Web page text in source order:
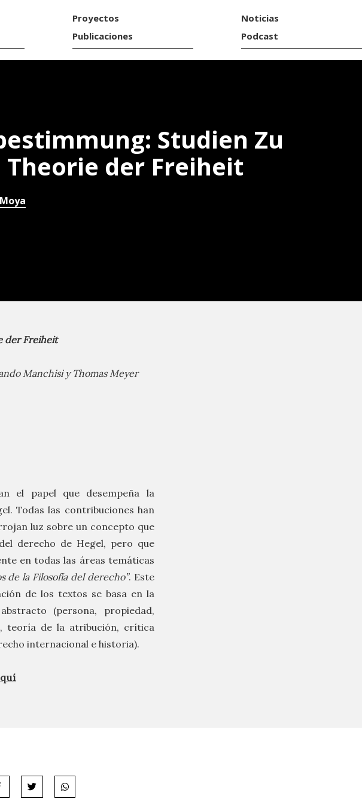
Proyectos
Publicaciones
Noticias
Podcast
Studien Zu
Theorie der Freiheit
der Freiheit
Manchisi y Thomas Meyer
el papel que desempeña la
Todas las contribuciones han
luz sobre un concepto que
derecho de Hegel, pero que
en todas las áreas temáticas
de la Filosofía del derecho”. Este
de los textos se basa en la
(persona, propiedad,
teoría de la atribución, crítica
internacional e historia).